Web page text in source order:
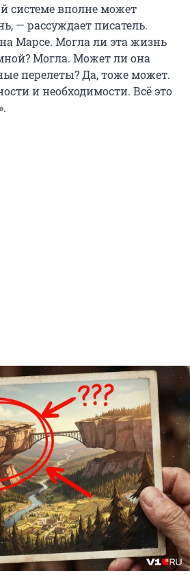
системе вполне может
— рассуждает писатель.
Марсе. Могла ли эта жизнь
Могла. Может ли она
перелеты? Да, тоже может.
и необходимости. Всё это